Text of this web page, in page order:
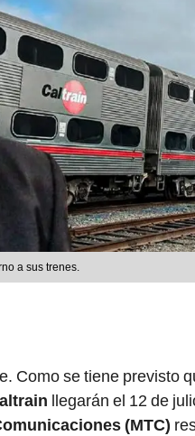
a sus trenes.
Como se tiene previsto
llegarán el 12 de
(MTC)